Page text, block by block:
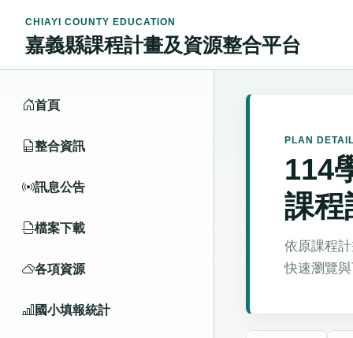
CHIAYI COUNTY EDUCATION
嘉義縣課程計畫及資源整合平台
首頁
整合資訊
訊息公告
檔案下載
各項資源
國小填報統計
PLAN
114
課程
依原課程
快速瀏覽